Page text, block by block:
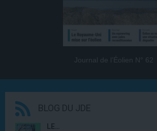
Journal de l’Éolien N° 62
BLOG DU JDE
LE…